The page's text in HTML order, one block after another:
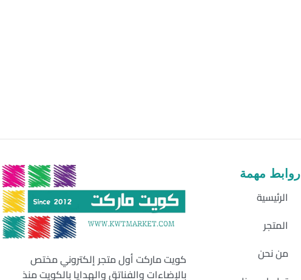
روابط مهمة
الرئيسية
المتجر
من نحن
كويت ماركت أول متجر إلكتروني مختص
بالإضاءات والفناتق والهدايا بالكويت منذ